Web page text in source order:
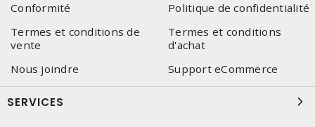
Conformité
Politique de confidentialité
Termes et conditions de
vente
Termes et conditions
d'achat
Nous joindre
Support eCommerce
SERVICES